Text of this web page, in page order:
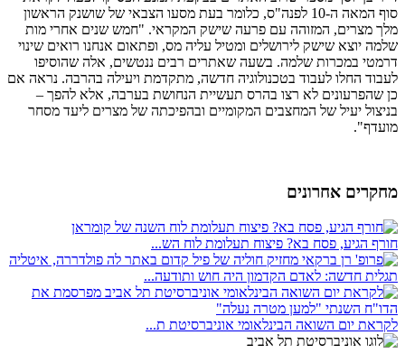
סוף המאה ה-10 לפנה"ס, כלומר בעת מסעו הצבאי של שושנק הראשון
מלך מצרים, המזוהה עם פרעה שישק המקראי. "חמש שנים אחרי מות
שלמה יוצא שישק לירושלים ומטיל עליה מס, ופתאום אנחנו רואים שינוי
דרמטי במכרות שלמה. בשעה שאתרים רבים ננטשים, אלה שהוסיפו
לעבוד החלו לעבוד בטכנולוגיה חדשה, מתקדמת ויעילה בהרבה. נראה אם
כן שהפרעונים לא רצו בהרס תעשיית הנחושת בערבה, אלא להפך –
בניצול יעיל של המחצבים המקומיים ובהפיכתה של מצרים ליעד מסחר
מועדף".
מחקרים אחרונים
חורף הגיע, פסח בא? פיצוח תעלומת לוח הש...
תגלית חדשה: לאדם הקדמון היה חוש ותודעה...
לקראת יום השואה הבינלאומי אוניברסיטת ת...